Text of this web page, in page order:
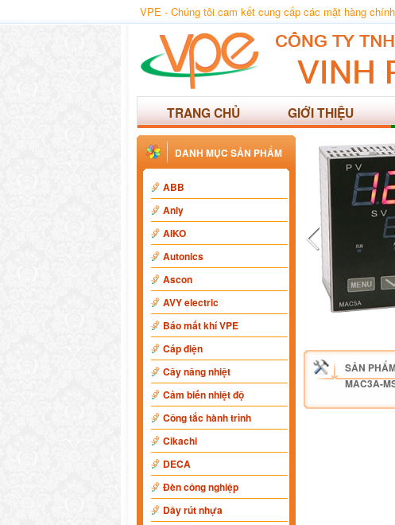
VPE - Chúng tôi cam kết cung cấp các mặt hàng
TRANG CHỦ GIỚI THIỆU
DANH MỤC SẢN PHẨM
ABB
Anly
AIKO
Autonics
Ascon
AVY electric
Báo mất khí VPE
Cáp điện
Cây nâng nhiệt
Cảm biến nhiệt độ
Công tắc hành trình
Cikachi
DECA
Đèn công nghiệp
Dây rút nhựa
SẢN
MAC3A-